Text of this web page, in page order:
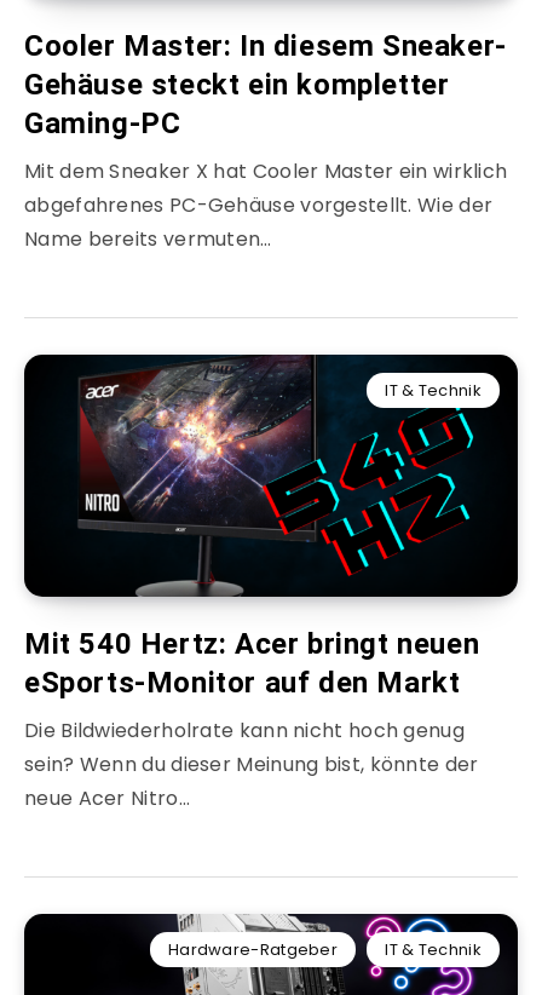
Cooler Master: In diesem Sneaker-
Gehäuse steckt ein kompletter
Gaming-PC
Mit dem Sneaker X hat Cooler Master ein wirklich
abgefahrenes PC-Gehäuse vorgestellt. Wie der
Name bereits vermuten…
IT & Technik
Mit 540 Hertz: Acer bringt neuen
eSports-Monitor auf den Markt
Die Bildwiederholrate kann nicht hoch genug
sein? Wenn du dieser Meinung bist, könnte der
neue Acer Nitro…
Hardware-Ratgeber IT & Technik